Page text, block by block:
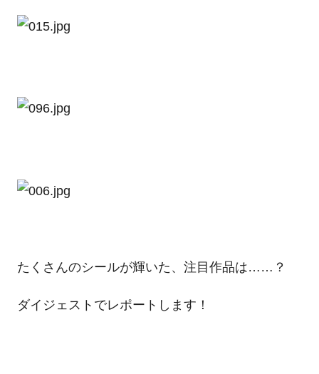
たくさんのシールが輝いた、注目作品は……？
ダイジェストでレポートします！